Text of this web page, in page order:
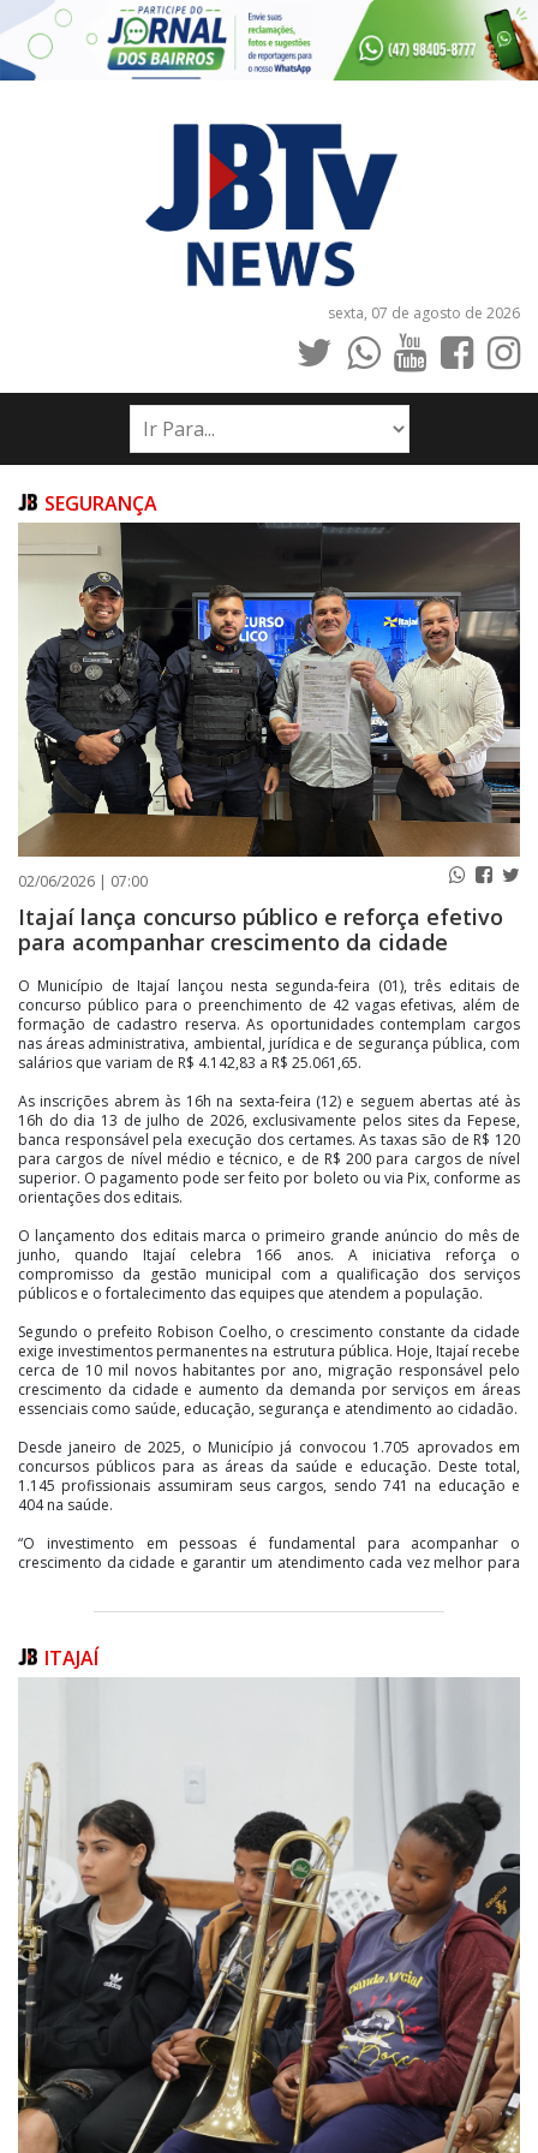
sexta, 07 de agosto de 2026
INÍCIO
NOTÍCIAS
JORNAIS
CONTATO
SEGURANÇA
02/06/2026 | 07:00
Itajaí lança concurso público e reforça efetivo
para acompanhar crescimento da cidade
O Município de Itajaí lançou nesta segunda-feira (01), três editais de
concurso público para o preenchimento de 42 vagas efetivas, além de
formação de cadastro reserva. As oportunidades contemplam cargos
nas áreas administrativa, ambiental, jurídica e de segurança pública, com
salários que variam de R$ 4.142,83 a R$ 25.061,65.
As inscrições abrem às 16h na sexta-feira (12) e seguem abertas até às
16h do dia 13 de julho de 2026, exclusivamente pelos sites da Fepese,
banca responsável pela execução dos certames. As taxas são de R$ 120
para cargos de nível médio e técnico, e de R$ 200 para cargos de nível
superior. O pagamento pode ser feito por boleto ou via Pix, conforme as
orientações dos editais.
O lançamento dos editais marca o primeiro grande anúncio do mês de
junho, quando Itajaí celebra 166 anos. A iniciativa reforça o
compromisso da gestão municipal com a qualificação dos serviços
públicos e o fortalecimento das equipes que atendem a população.
Segundo o prefeito Robison Coelho, o crescimento constante da cidade
exige investimentos permanentes na estrutura pública. Hoje, Itajaí recebe
cerca de 10 mil novos habitantes por ano, migração responsável pelo
crescimento da cidade e aumento da demanda por serviços em áreas
essenciais como saúde, educação, segurança e atendimento ao cidadão.
Desde janeiro de 2025, o Município já convocou 1.705 aprovados em
concursos públicos para as áreas da saúde e educação. Deste total,
1.145 profissionais assumiram seus cargos, sendo 741 na educação e
404 na saúde.
“O investimento em pessoas é fundamental para acompanhar o
crescimento da cidade e garantir um atendimento cada vez melhor para
população e também representa uma das prioridades da gestão. No
início de 2025, a corporação contava com 94 profissionais efetivos.
de cadastro reserva, permitindo futuras chamadas conforme a
necessidade do município.
De acordo com o prefeito, a meta é fortalecer gradativamente a
corporação até o final de 2028.
“A importância do investimento em segurança pública é ter mais gente na
rua, mais segurança para o povo. Nosso compromisso até o final da
gestão de 2028 é dobrar o número de profissionais da Guarda Municipal
nas ruas. Vamos fazer isso de forma gradativa, para que possamos
trazer ainda mais segurança para Itajaí”, afirmou o prefeito.
O secretário municipal de Segurança Pública, Ettore Stenghele, destacou
a importância do concurso para ampliar a capacidade operacional da
Guarda Municipal.
“Este é um concurso muito aguardado tanto pelos interessados em
ingressar na instituição quanto pela própria Guarda Municipal. Com a
ampliação do efetivo, vamos aumentar nossa capacidade operacional
para servir e proteger melhor a população de Itajaí”, ressaltou Stenghele.
ITAJAÍ